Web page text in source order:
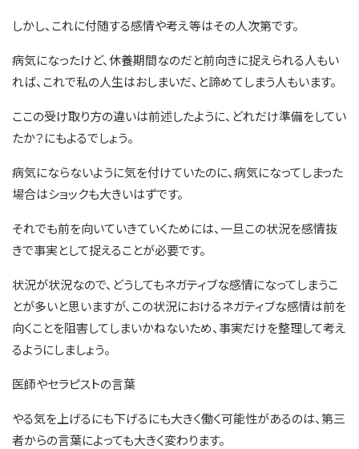
しかし、これに付随する感情や考え等はその人次第です。
病気になったけど、休養期間なのだと前向きに捉えられる人もい
れば、これで私の人生はおしまいだ、と諦めてしまう人もいます。
ここの受け取り方の違いは前述したように、どれだけ準備をしてい
たか？にもよるでしょう。
病気にならないように気を付けていたのに、病気になってしまった
場合はショックも大きいはずです。
それでも前を向いていきていくためには、一旦この状況を感情抜
きで事実として捉えることが必要です。
状況が状況なので、どうしてもネガティブな感情になってしまうこ
とが多いと思いますが、この状況におけるネガティブな感情は前を
向くことを阻害してしまいかねないため、事実だけを整理して考え
るようにしましょう。
医師やセラピストの言葉
やる気を上げるにも下げるにも大きく働く可能性があるのは、第三
者からの言葉によっても大きく変わります。